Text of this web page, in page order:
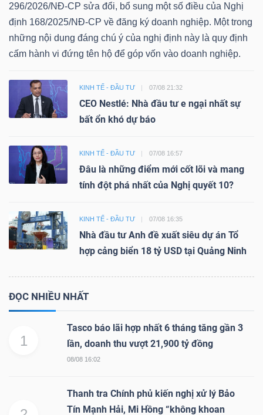
296/2026/NĐ-CP sửa đổi, bổ sung một số điều của Nghị
định 168/2025/NĐ-CP về đăng ký doanh nghiệp. Một trong
những nội dung đáng chú ý của nghị định này là quy định
cấm hành vi đứng tên hộ để góp vốn vào doanh nghiệp.
KINH TẾ - ĐẦU TƯ 07/08 21:32
CEO Nestlé: Nhà đầu tư e ngại nhất sự
bất ổn khó dự báo
KINH TẾ - ĐẦU TƯ 07/08 16:57
Đâu là những điểm mới cốt lõi và mang
tính đột phá nhất của Nghị quyết 10?
KINH TẾ - ĐẦU TƯ 07/08 16:35
Nhà đầu tư Anh đề xuất siêu dự án Tổ
hợp cảng biển 18 tỷ USD tại Quảng Ninh
ĐỌC NHIỀU NHẤT
1
Tasco báo lãi hợp nhất 6 tháng tăng gần 3
lần, doanh thu vượt 21,900 tỷ đồng
08/08 16:02
Thanh tra Chính phủ kiến nghị xử lý Bảo
Tín Mạnh Hải, Mi Hồng “không khoan